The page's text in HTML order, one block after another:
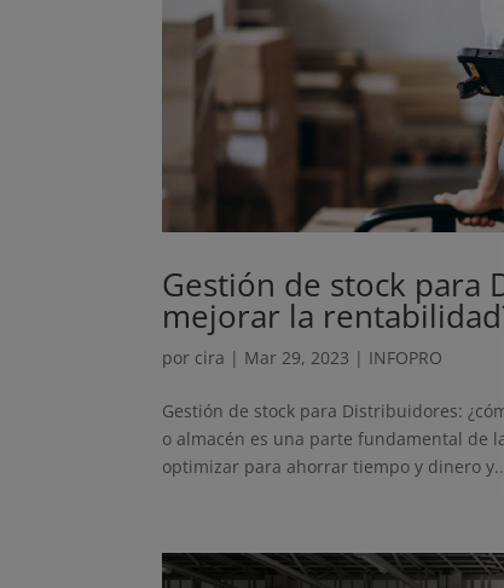
Gestión de stock para
mejorar la
por cira | Mar 29, 2023 | INFOPRO
Gestión de stock para Distribuidores:
o almacén es una parte fundamental de
optimizar para ahorrar tiempo y dinero